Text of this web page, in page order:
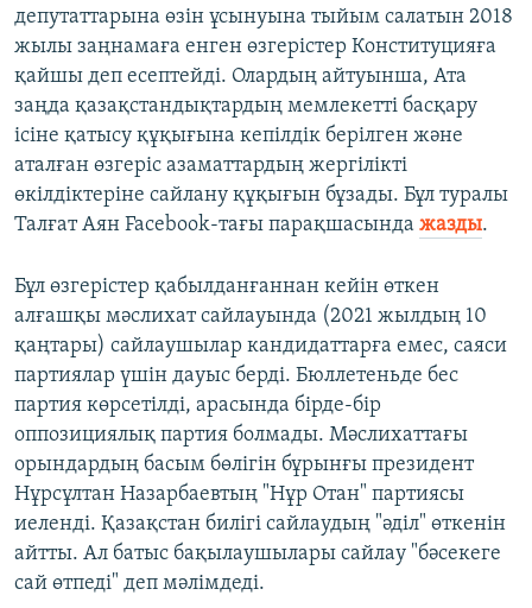
депутаттарына өзін ұсынуына тыйым салатын 2018
жылы заңнамаға енген өзгерістер Конституцияға
қайшы деп есептейді. Олардың айтуынша, Ата
заңда қазақстандықтардың мемлекетті басқару
ісіне қатысу құқығына кепілдік берілген және
аталған өзгеріс азаматтардың жергілікті
өкілдіктеріне сайлану құқығын бұзады. Бұл туралы
Талғат Аян Facebook-тағы парақшасында жазды.
Бұл өзгерістер қабылданғаннан кейін өткен
алғашқы мәслихат сайлауында (2021 жылдың 10
қаңтары) сайлаушылар кандидаттарға емес, саяси
партиялар үшін дауыс берді. Бюллетеньде бес
партия көрсетілді, арасында бірде-бір
оппозициялық партия болмады. Мәслихаттағы
орындардың басым бөлігін бұрынғы президент
Нұрсұлтан Назарбаевтың "Нұр Отан" партиясы
иеленді. Қазақстан билігі сайлаудың "әділ" өткенін
айтты. Ал батыс бақылаушылары сайлау "бәсекеге
сай өтпеді" деп мәлімдеді.